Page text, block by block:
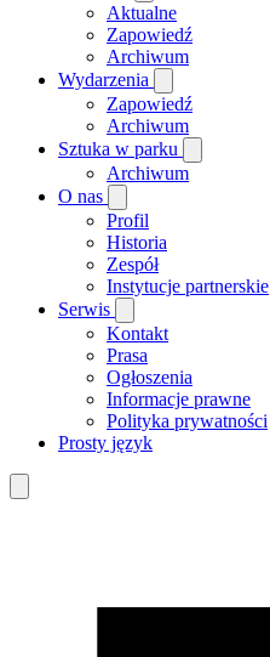
Aktualne
Zapowiedź
Archiwum
Wydarzenia
Zapowiedź
Archiwum
Sztuka w parku
Archiwum
O nas
Profil
Historia
Zespół
Instytucje partnerskie
Serwis
Kontakt
Prasa
Ogłoszenia
Informacje prawne
Polityka prywatności
Prosty język